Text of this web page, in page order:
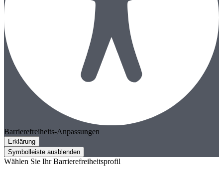
Barrierefreiheits-Anpassungen
Erklärung
Symbolleiste ausblenden
Wählen Sie Ihr Barrierefreiheitsprofil